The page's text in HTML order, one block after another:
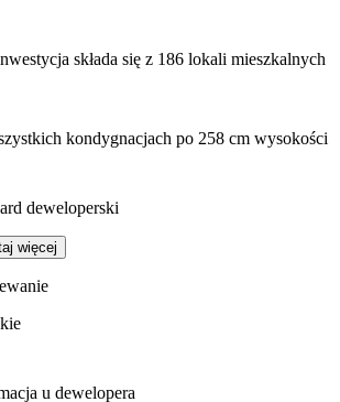
składa się z 186 lokali mieszkalnych
kondygnacjach po 258 cm wysokości
deweloperski
więcej
u dewelopera